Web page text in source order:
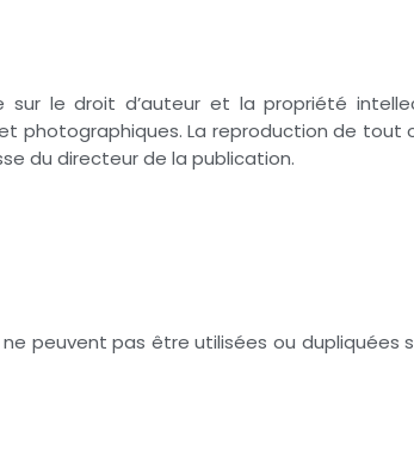
le droit d’auteur et la propriété
photographiques. La reproduction de tout
du directeur de la publication.
peuvent pas être utilisées ou dupliquées